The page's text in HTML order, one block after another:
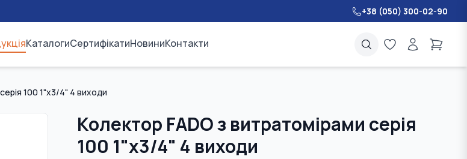
+38 (050) 300-02-90
КаталогиСертифікатиНовиниКонтакти
100 1"х3/4" 4 виходи
Колектор FADO з витратомірами серія
100 1"х3/4" 4 виходи